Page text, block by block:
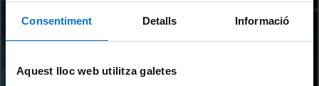
Consentiment Detalls Informació
Aquest lloc web utilitza galetes